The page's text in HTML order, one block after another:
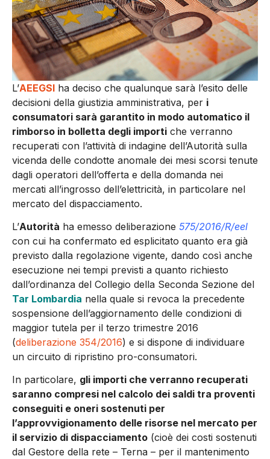
L’AEEGSI ha deciso che qualunque sarà l’esito delle
decisioni della giustizia amministrativa, per i
consumatori sarà garantito in modo automatico il
rimborso in bolletta degli importi che verranno
recuperati con l’attività di indagine dell’Autorità sulla
vicenda delle condotte anomale dei mesi scorsi tenute
dagli operatori dell’offerta e della domanda nei
mercati all’ingrosso dell’elettricità, in particolare nel
mercato del dispacciamento.
L’Autorità ha emesso deliberazione 575/2016/R/eel
con cui ha confermato ed esplicitato quanto era già
previsto dalla regolazione vigente, dando così anche
esecuzione nei tempi previsti a quanto richiesto
dall’ordinanza del Collegio della Seconda Sezione del
Tar Lombardia nella quale si revoca la precedente
sospensione dell’aggiornamento delle condizioni di
maggior tutela per il terzo trimestre 2016
(deliberazione 354/2016) e si dispone di individuare
un circuito di ripristino pro-consumatori.
In particolare, gli importi che verranno recuperati
saranno compresi nel calcolo dei saldi tra proventi
conseguiti e oneri sostenuti per
l’approvvigionamento delle risorse nel mercato per
il servizio di dispacciamento (cioè dei costi sostenuti
dal Gestore della rete – Terna – per il mantenimento